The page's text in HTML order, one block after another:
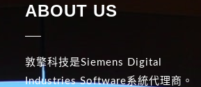
ABOUT US
敦擎科技是Siemens Digital
Industries Software系統代理商。